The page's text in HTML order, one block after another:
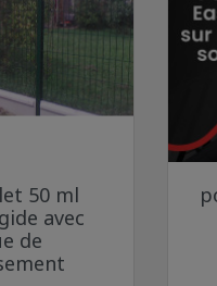
rapide
6005
Gris anthracite 7016
50 ml
avec
de